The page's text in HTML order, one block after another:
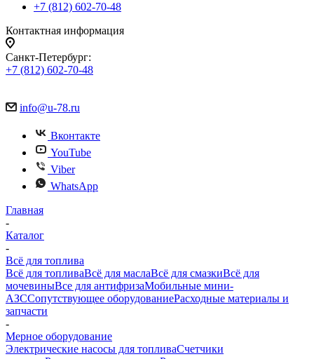
+7 (812) 602-70-48
Контактная информация
Санкт-Петербург:
+7 (812) 602-70-48
info@u-78.ru
Вконтакте
YouTube
Viber
WhatsApp
Главная
-
Каталог
-
Всё для топлива
Всё для топливаВсё для маслаВсё для смазкиВсё для
мочевиныВсе для антифризаМобильные мини-
АЗССопутствующее оборудованиеРасходные материалы и
запчасти
-
Мерное оборудование
Электрические насосы для топливаСчетчики